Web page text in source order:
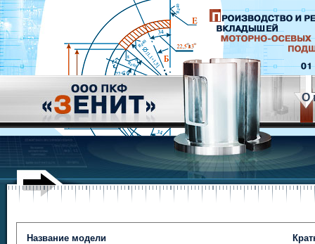
О
Название модели